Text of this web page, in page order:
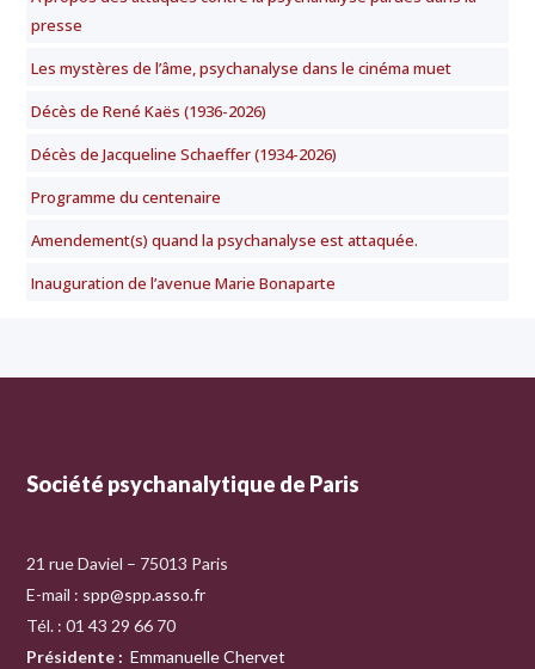
presse
Les mystères de l’âme, psychanalyse dans le cinéma muet
Décès de René Kaës (1936-2026)
Décès de Jacqueline Schaeffer (1934-2026)
Programme du centenaire
Amendement(s) quand la psychanalyse est attaquée.
Inauguration de l’avenue Marie Bonaparte
Société psychanalytique de Paris
21 rue Daviel – 75013 Paris
E-mail : spp@spp.asso.fr
Tél. : 01 43 29 66 70
Présidente : Emmanuelle Chervet